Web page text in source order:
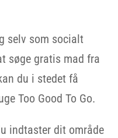
selv som socialt
søge gratis mad fra
du i stedet få
Too Good To Go.
indtaster dit område